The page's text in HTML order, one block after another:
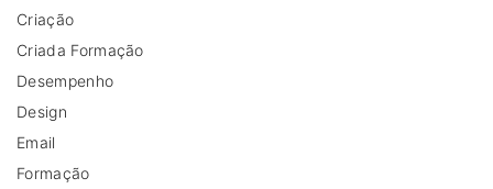
Criação
Criada Formação
Desempenho
Design
Email
Formação